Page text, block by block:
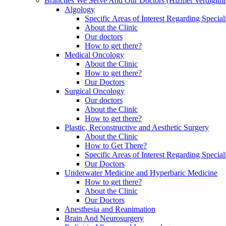
Algology
Specific Areas of Interest Regarding
About the Clinic
Our doctors
How to get there?
Medical Oncology
About the Clinic
How to get there?
Our Doctors
Surgical Oncology
Our doctors
About the Clinic
How to get there?
Plastic, Reconstructive and Aesthetic Surgery
About the Clinic
How to Get There?
Specific Areas of Interest Regarding
Our Doctors
Underwater Medicine and Hyperbaric Medicine
How to get there?
About the Clinic
Our Doctors
Anesthesia and Reanimation
Brain And Neurosurgery